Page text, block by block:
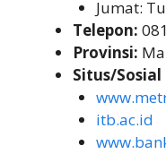
Jumat:
Telepon:
Provinsi:
Situs/
itb.ac.id